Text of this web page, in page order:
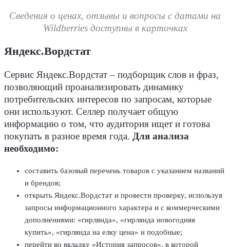
Сведения о ценах, отзывы и вопросы с датами на
Wildberries доступны в карточках
Яндекс.Вордстат
Сервис Яндекс.Вордстат – подборщик слов и фраз,
позволяющий проанализировать динамику
потребительских интересов по запросам, которые
они используют. Селлер получает общую
информацию о том, что аудитория ищет и готова
покупать в разное время года. Для анализа
необходимо:
составить базовый перечень товаров с указанием названий
и брендов;
открыть Яндекс.Вордстат и провести проверку, используя
запросы информационного характера и с коммерческими
дополнениями: «гирлянда», «гирлянда новогодняя
купить», «гирлянда на елку цена» и подобные;
перейти во вкладку «История запросов», в которой